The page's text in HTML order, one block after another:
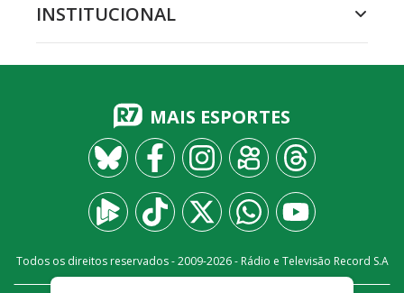
INSTITUCIONAL
MAIS ESPORTES
Todos os direitos reservados - 2009-2026- Rádio e Televisão Record S.A